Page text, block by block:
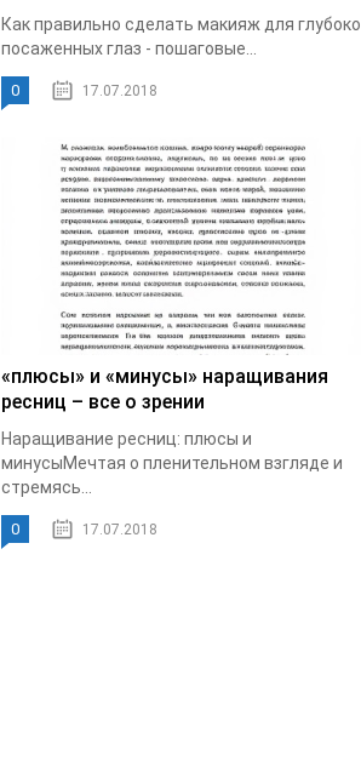
Как правильно сделать макияж для глубоко
посаженных глаз - пошаговые...
0 17.07.2018
«плюсы» и «минусы» наращивания
ресниц – все о зрении
Наращивание ресниц: плюсы и
минусыМечтая о пленительном взгляде и
стремясь...
0 17.07.2018